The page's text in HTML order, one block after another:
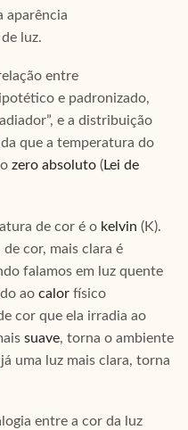
aparência
luz.
entre
e padronizado,
e a distribuição
que a temperatura do
zero absoluto (Lei de
de cor é o kelvin (K).
cor, mais clara é
falamos em luz quente
ao calor físico
cor que ela irradia ao
suave, torna o ambiente
uma luz mais clara, torna
entre a cor da luz